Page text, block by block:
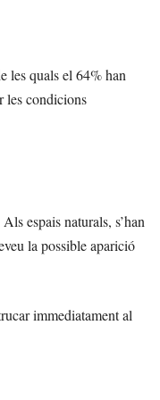
les quals el 64% han
les condicions
espais naturals, s’han
la possible aparició
immediatament al